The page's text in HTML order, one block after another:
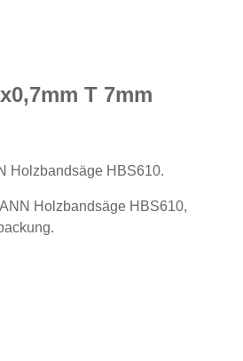
T 7mm
Holzbandsäge HBS610.
Holzbandsäge HBS610,